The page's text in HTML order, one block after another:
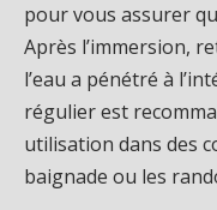
pour vous assurer
Après l’immersion,
l’eau a pénétré à
régulier est
utilisation dans des
baignade ou les